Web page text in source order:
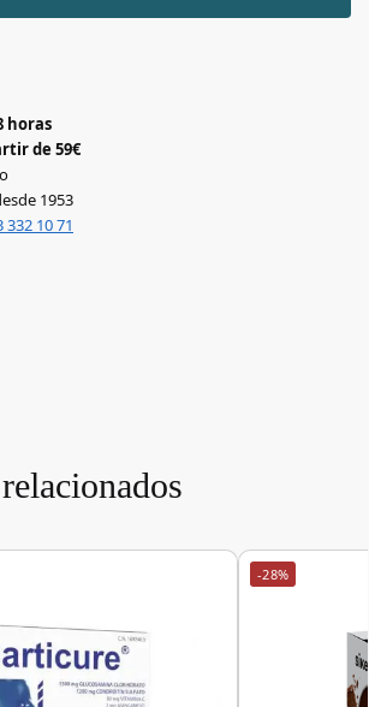
horas
de 59€
1953
332 10 71
-28%